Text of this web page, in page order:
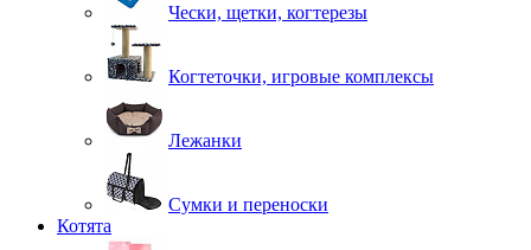
Чески, щетки, когтерезы
Когтеточки, игровые комплексы
Лежанки
Сумки и переноски
Котята